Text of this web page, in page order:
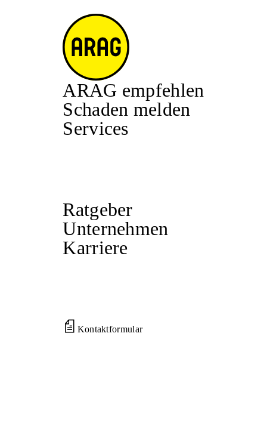
ARAG empfehlen
Schaden melden
Services
Ratgeber
Unternehmen
Karriere
Kontaktformular